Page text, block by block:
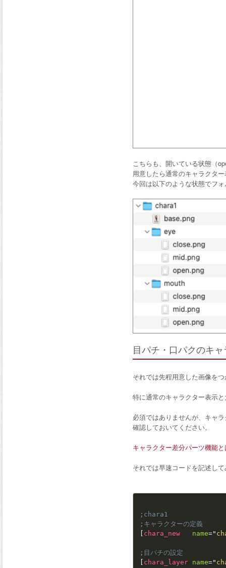
こちらも、開いている状態（
用意したら通常のキャラクタ
今回は以下のような状態でフ
目パチ・口パクのキ
それでは先程用意した画像を
特に通常のキャラクター表示
必須ではありませんが、キャ
確認しておいてください。
キャラクター差分パーツ機能と
それでは早速コードを記述し
;chara1
;キャラクターの定義
chara_new name="
;目パチの設定
chara_layer name="